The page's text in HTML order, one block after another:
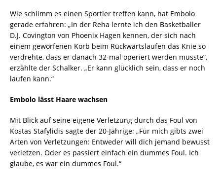
Wie schlimm es einen Sportler treffen kann, hat Embolo
gerade erfahren: „In der Reha lernte ich den Basketballer
D.J. Covington von Phoenix Hagen kennen, der sich nach
einem geworfenen Korb beim Rückwärtslaufen das Knie so
verdrehte, dass er danach 32-mal operiert werden musste“,
erzählte der Schalker. „Er kann glücklich sein, dass er noch
laufen kann.“
Embolo lässt Haare wachsen
Mit Blick auf seine eigene Verletzung durch das Foul von
Kostas Stafylidis sagte der 20-Jährige: „Für mich gibts zwei
Arten von Verletzungen: Entweder will dich jemand bewusst
ver­letzen. Oder es passiert einfach ein dummes Foul. Ich
glaube, es war ein dummes Foul.“